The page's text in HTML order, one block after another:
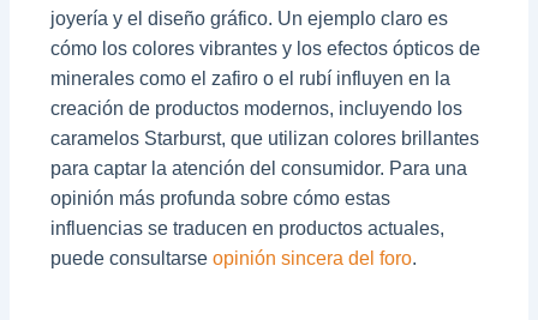
joyería y el diseño gráfico. Un ejemplo claro es
cómo los colores vibrantes y los efectos ópticos de
minerales como el zafiro o el rubí influyen en la
creación de productos modernos, incluyendo los
caramelos Starburst, que utilizan colores brillantes
para captar la atención del consumidor. Para una
opinión más profunda sobre cómo estas
influencias se traducen en productos actuales,
puede consultarseopinión sincera del foro.